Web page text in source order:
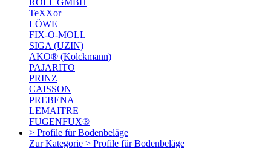
TeXXor
LÖWE
FIX-O-MOLL
SIGA (UZIN)
AKO® (Kolckmann)
PAJARITO
PRINZ
CAISSON
PREBENA
LEMAITRE
FUGENFUX®
> Profile für Bodenbeläge
Zur Kategorie > Profile für Bodenbeläge